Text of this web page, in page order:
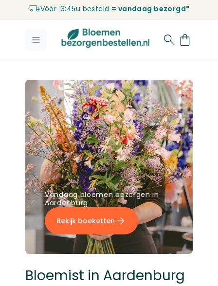
Vóór 13:45u besteld = vandaag bezorgd*
Bloemist in Aardenburg
Vandaag bloemen bezorgen in
Aardenburg
Bekijk boeketten